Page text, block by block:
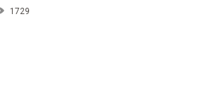
1729